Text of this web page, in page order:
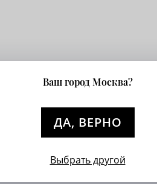
Ваш город Москва?
ДА, ВЕРНО
Выбрать другой